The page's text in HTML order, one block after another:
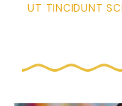
UT TINCIDUNT